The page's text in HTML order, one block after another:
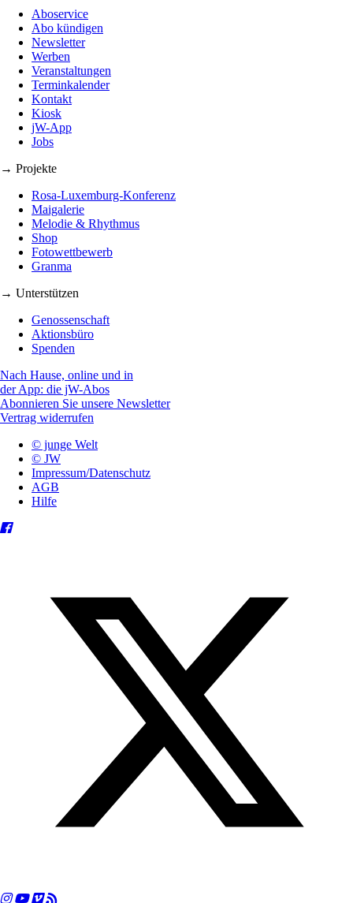
Aboservice
Abo kündigen
Newsletter
Werben
Veranstaltungen
Terminkalender
Kontakt
Kiosk
jW-App
Jobs
→ Projekte
Rosa-Luxemburg-Konferenz
Maigalerie
Melodie & Rhythmus
Shop
Fotowettbewerb
Granma
→ Unterstützen
Genossenschaft
Aktionsbüro
Spenden
Nach Hause, online und in
der App: die jW-Abos
Abonnieren Sie unsere Newsletter
Vertrag widerrufen
© junge Welt
© JW
Impressum/Datenschutz
AGB
Hilfe